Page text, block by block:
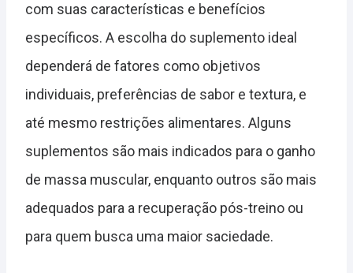
com suas características e benefícios
específicos. A escolha do suplemento ideal
dependerá de fatores como objetivos
individuais, preferências de sabor e textura, e
até mesmo restrições alimentares. Alguns
suplementos são mais indicados para o ganho
de massa muscular, enquanto outros são mais
adequados para a recuperação pós-treino ou
para quem busca uma maior saciedade.